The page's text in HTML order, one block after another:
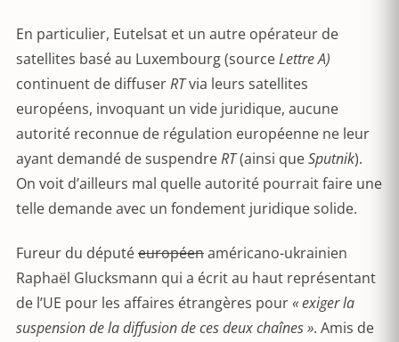
En particulier, Eutelsat et un autre opérateur de
satellites basé au Luxembourg (sourceLettre A)
continuent de diffuserRTvia leurs satellites
européens, invoquant un vide juridique, aucune
autorité reconnue de régulation européenne ne leur
ayant demandé de suspendreRT(ainsi queSputnik).
On voit d’ailleurs mal quelle autorité pourrait faire une
telle demande avec un fondement juridique solide.
Fureur du députéeuropéenaméricano-ukrainien
Raphaël Glucksmann qui a écrit au haut représentant
de l’UE pour les affaires étrangères pour« exiger la
suspension de la diffusion de ces deux chaînes ». Amis de